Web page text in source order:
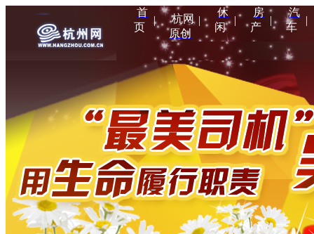
首
页
|
杭网
原创
|
休
闲
|
房
产
|
汽
车
|